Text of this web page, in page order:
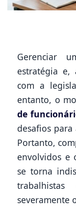
Gerenciar
estratégia e,
com a
entanto, o
de
desafios
Portanto,
envolvidos e
se torna
severamente